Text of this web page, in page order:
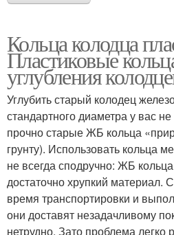
Кольца колодца
Пластиковые
углубления
Углубить старый колодец
стандартного диаметра у вас
прочно старые ЖБ кольца
грунту). Использовать кольца
не всегда сподручно: ЖБ
достаточно хрупкий материал.
время транспортировки и
они доставят незадачливому
нетрудно. Зато проблема